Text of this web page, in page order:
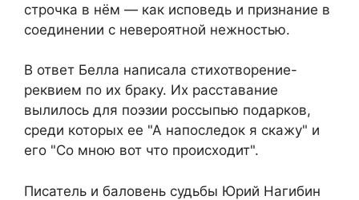
строчка в нём — как исповедь и признание в
соединении с невероятной нежностью.
В ответ Белла написала стихотворение-
реквием по их браку. Их расставание
вылилось для поэзии россыпью подарков,
среди которых ее "А напоследок я скажу" и
его "Со мною вот что происходит".
Писатель и баловень судьбы Юрий Нагибин